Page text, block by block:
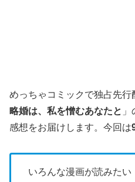
めっちゃコミックで独占先行
略婚は、私を憎むあなたと
感想をお届けします。今回は
いろんな漫画が読みた